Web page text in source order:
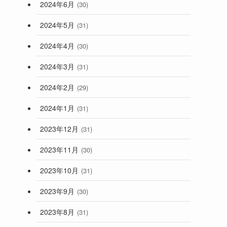
2024年6月 (30)
2024年5月 (31)
2024年4月 (30)
2024年3月 (31)
2024年2月 (29)
2024年1月 (31)
2023年12月 (31)
2023年11月 (30)
2023年10月 (31)
2023年9月 (30)
2023年8月 (31)